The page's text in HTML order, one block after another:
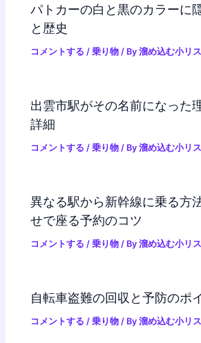
パトカーの白と黒のカラーに
と歴史
コメントする /乗り物 / By溜め込む小リス
出雲市駅がその名前になった
詳細
コメントする /乗り物 / By溜め込む小リス
異なる駅から新幹線に乗る方
せで座る予約のコツ
コメントする /乗り物 / By溜め込む小リス
自転車盗難の回収と予防のポ
コメントする /乗り物 / By溜め込む小リス